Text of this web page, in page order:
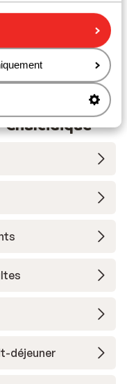
environ 150
environ 150
déjeuner